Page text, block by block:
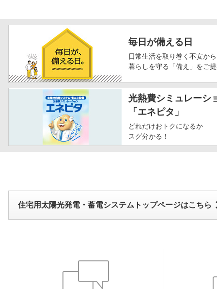
毎日が備える日
日常生活を取り巻く不安から
暮らしを守る「備え」をご
光熱費シミュレーシ
「エネピタ」
どれだけおトクになるか
スグ分かる！
住宅用太陽光発電・蓄電システムトップページはこちら